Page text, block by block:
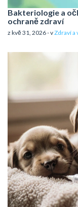
Bakteriologie a
ochraně zdraví
z kvě 31, 2026 - vZdraví a